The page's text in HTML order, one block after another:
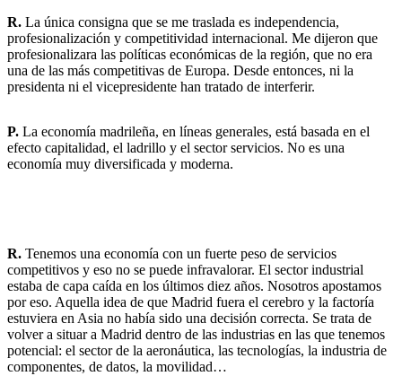
R. La única consigna que se me traslada es independencia,
profesionalización y competitividad internacional. Me dijeron que
profesionalizara las políticas económicas de la región, que no era
una de las más competitivas de Europa. Desde entonces, ni la
presidenta ni el vicepresidente han tratado de interferir.
P. La economía madrileña, en líneas generales, está basada en el
efecto capitalidad, el ladrillo y el sector servicios. No es una
economía muy diversificada y moderna.
R. Tenemos una economía con un fuerte peso de servicios
competitivos y eso no se puede infravalorar. El sector industrial
estaba de capa caída en los últimos diez años. Nosotros apostamos
por eso. Aquella idea de que Madrid fuera el cerebro y la factoría
estuviera en Asia no había sido una decisión correcta. Se trata de
volver a situar a Madrid dentro de las industrias en las que tenemos
potencial: el sector de la aeronáutica, las tecnologías, la industria de
componentes, de datos, la movilidad…